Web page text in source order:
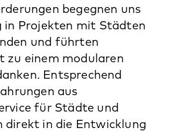
begegnen uns
in Projekten mit Städten
und führten
zu einem modularen
Entsprechend
aus
für Städte und
direkt in die Entwicklung